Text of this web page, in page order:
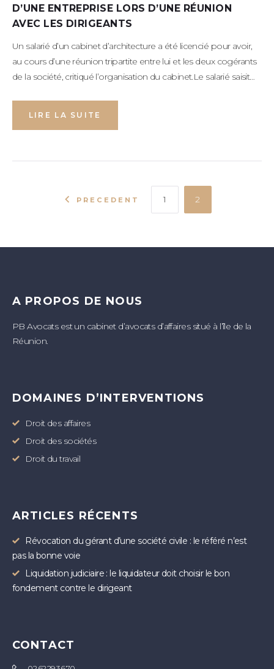
D’UNE ENTREPRISE LORS D’UNE RÉUNION
AVEC LES DIRIGEANTS
Un salarié d’un cabinet d’architecture a été licencié pour avoir,
au cours d’une réunion tripartite entre lui et les deux cogérants
de la société, critiqué l’organisation du cabinet.Le salarié saisit…
LIRE LA SUITE
PRECEDENT 1 2
A PROPOS DE NOUS
PB Avocats est un cabinet d’avocats d’affaires situé à l’île de la
Réunion.
DOMAINES D’INTERVENTIONS
Droit des affaires
Droit des sociétés
Droit du travail
ARTICLES RÉCENTS
Révocation du gérant d’une société civile : le référé n’est
pas la bonne voie
Liquidation judiciaire : le liquidateur doit choisir le bon
fondement contre le dirigeant
CONTACT